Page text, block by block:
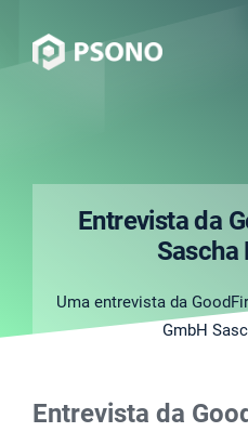
Entrevista da
Uma entrevista da
GmbH
Entrevista da